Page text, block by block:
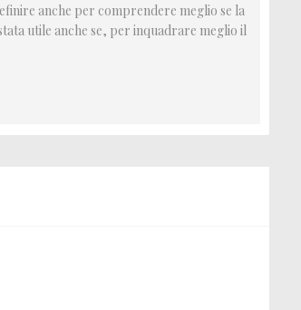
anche per comprendere meglio se la
utile anche se, per inquadrare meglio il